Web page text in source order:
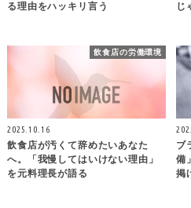
る理由をハッキリ言う
じ
飲食店の労働環境
2025.10.16
飲食店が汚くて辞めたいあなた
へ。「我慢してはいけない理由」
を元料理長が語る
ブ
備
掲